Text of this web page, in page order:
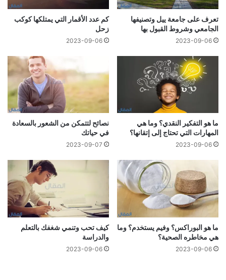
تعرف على جامعة ييل وتصنيفها
الجامعي وشروط القبول بها
2023-09-06
كم عدد الأقمار التي يمتلكها كوكب
زحل
2023-09-06
ما هو التفكير النقدي؟ وما هي
المهارات التي تحتاج إلى إتقانها؟
2023-09-06
نصائح لتتمكن من الشعور بالسعادة
في حياتك
2023-09-07
ما هو البوراكس؟ وفيم يستخدم؟ وما
هي مخاطره الصحية؟
2023-09-06
كيف تحب وتنمي شغفك بالتعلم
والدراسة
2023-09-06